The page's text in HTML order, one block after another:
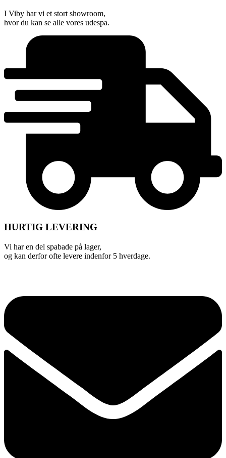
I Viby har vi et stort showroom,
hvor du kan se alle vores udespa.
HURTIG LEVERING
Vi har en del spabade på lager,
og kan derfor ofte levere indenfor 5 hverdage.